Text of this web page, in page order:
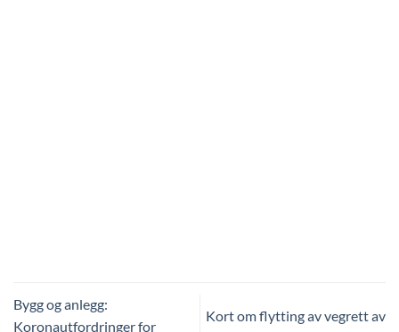
Bygg og anlegg:
Koronautfordringer for
Kort om flytting av vegrett av